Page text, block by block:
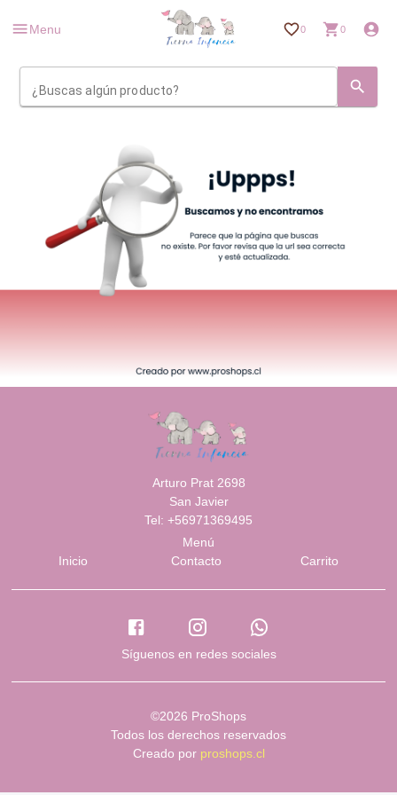
Menu 0 0
¿Buscas algún producto?
Arturo Prat 2698
San Javier
Tel: +56971369495
Menú
Inicio
Contacto Carrito
Síguenos en redes sociales
©2026 ProShops
Todos los derechos reservados
Creado por proshops.cl